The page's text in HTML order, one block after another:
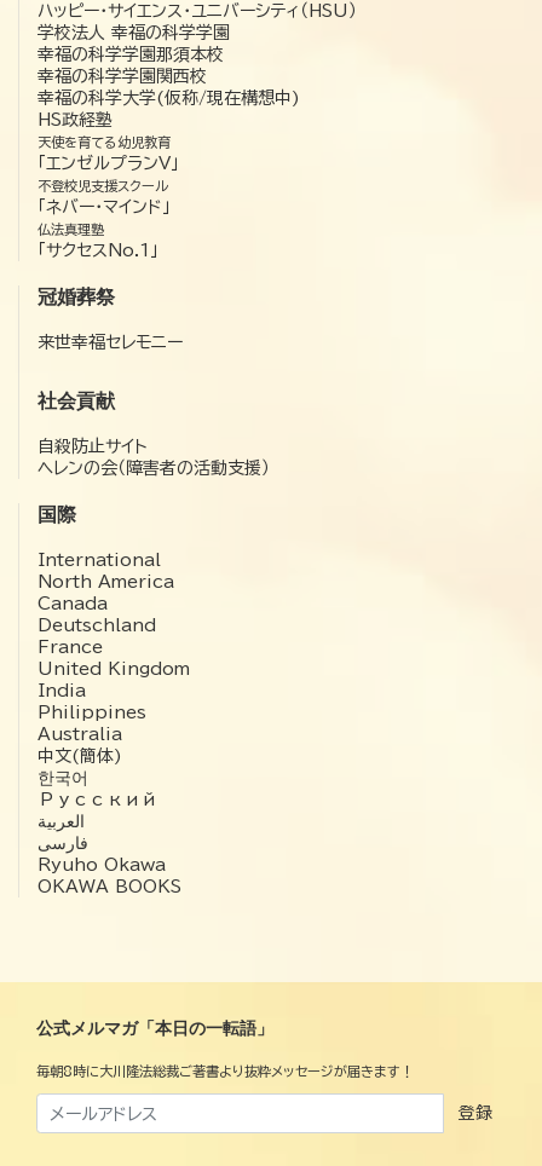
ハッピー・サイエンス・ユニバーシティ（HSU）
学校法人 幸福の科学学園
幸福の科学学園那須本校
幸福の科学学園関西校
幸福の科学大学(仮称/現在構想中)
HS政経塾
天使を育てる幼児教育
「エンゼルプランV」
不登校児支援スクール
「ネバー・マインド」
仏法真理塾
「サクセスNo.1」
冠婚葬祭
来世幸福セレモニー
社会貢献
自殺防止サイト
ヘレンの会（障害者の活動支援）
国際
International
North America
Canada
Deutschland
France
United Kingdom
India
Philippines
Australia
中文(簡体)
한국어
Русский
العربية‏
فارسی
Ryuho Okawa
OKAWA BOOKS
公式メルマガ「本日の一転語」
毎朝8時に大川隆法総裁ご著書より抜粋メッセージが届きます！
登録